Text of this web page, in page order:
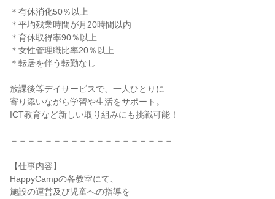
＊有休消化50％以上
＊平均残業時間が月20時間以内
＊育休取得率90％以上
＊女性管理職比率20％以上
＊転居を伴う転勤なし
放課後等デイサービスで、一人ひとりに
寄り添いながら学習や生活をサポート。
ICT教育など新しい取り組みにも挑戦可能！
＝＝＝＝＝＝＝＝＝＝＝＝＝＝＝＝＝＝＝
【仕事内容】
HappyCampの各教室にて、
施設の運営及び児童への指導を